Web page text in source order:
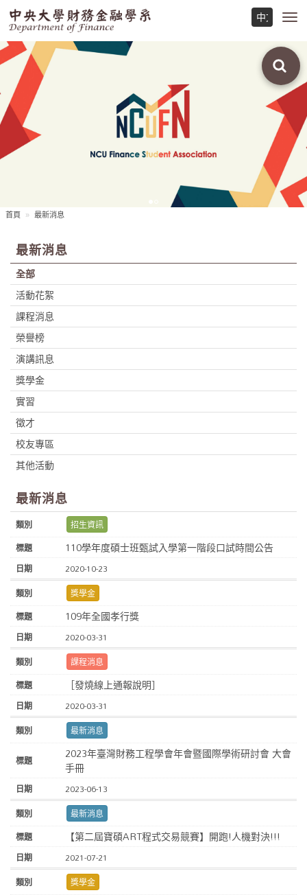
首頁 最新消息
最新消息
全部
活動花絮
課程消息
榮譽榜
演講訊息
獎學金
實習
徵才
校友專區
其他活動
最新消息
招生資訊
110學年度碩士班甄試入學第一階段口試時間公告
2020-10-23
獎學金
109年全國孝行獎
2020-03-31
課程消息
［發燒線上通報說明］
2020-03-31
最新消息
2023年臺灣財務工程學會年會暨國際學術研討會 大會
手冊
2023-06-13
最新消息
【第二屆寶碩ART程式交易競賽】開跑!人機對決!!!
2021-07-21
獎學金